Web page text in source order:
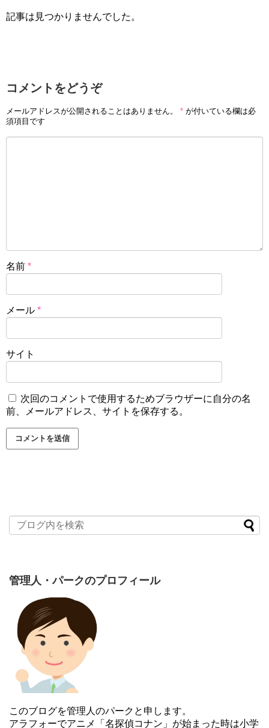
記事は見つかりませんでした。
コメントをどうぞ
メールアドレスが公開されることはありません。 * が付いている欄は必
須項目です
名前 *
メール *
サイト
次回のコメントで使用するためブラウザーに自分の名
前、メールアドレス、サイトを保存する。
管理人・パークのプロフィール
このブログを管理人のパークと申します。
アラフォーでアニメ「名探偵コナン」が始まった時は小学